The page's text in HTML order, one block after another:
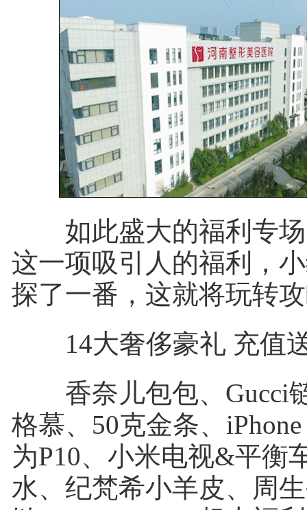
如此盛大的福利专场
这一项吸引人的福利，
探了一番，这就将玩转
14大奢侈豪礼 充值
香奈儿包包、Gucci
格慕、50克金条、
为P10、小米电视&平衡
水、纪梵希小羊皮、周